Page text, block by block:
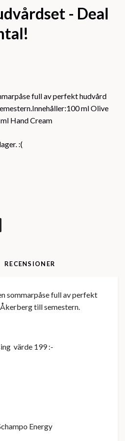
- Deal
full av perfekt hudvård
ml Olive
Hand Cream
:(
RECENSIONER
sommarpåse full av perfekt
till semestern.
värde 199 :-
Energy